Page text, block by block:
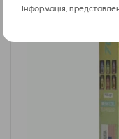
Інформація,